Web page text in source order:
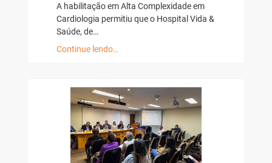
A habilitação em Alta Complexidade em
Cardiologia permitiu que o Hospital Vida &
Saúde, de…
Continue lendo…